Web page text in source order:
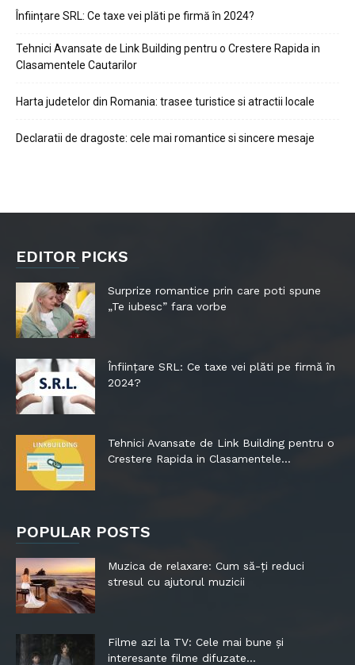
Înființare SRL: Ce taxe vei plăti pe firmă în 2024?
Tehnici Avansate de Link Building pentru o Crestere Rapida in
Clasamentele Cautarilor
Harta judetelor din Romania: trasee turistice si atractii locale
Declaratii de dragoste: cele mai romantice si sincere mesaje
EDITOR PICKS
Surprize romantice prin care poti spune
„Te iubesc” fara vorbe
Înființare SRL: Ce taxe vei plăti pe firmă în
2024?
Tehnici Avansate de Link Building pentru o
Crestere Rapida in Clasamentele...
POPULAR POSTS
Muzica de relaxare: Cum să-ți reduci
stresul cu ajutorul muzicii
Filme azi la TV: Cele mai bune și
interesante filme difuzate...